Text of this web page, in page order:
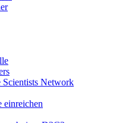
Scientists Network
einreichen